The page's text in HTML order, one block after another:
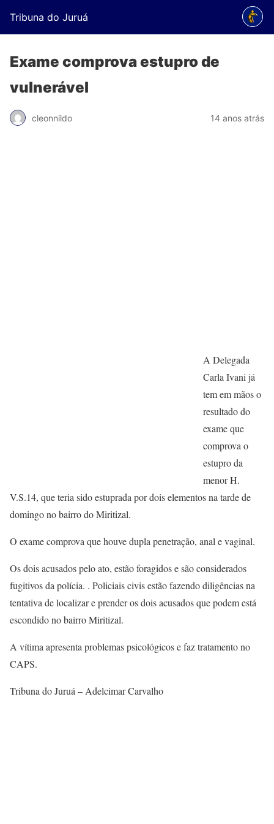
Tribuna do Juruá
Exame comprova estupro de
vulnerável
cleonnildo 14 anos atrás
A Delegada
Carla Ivani já
tem em mãos o
resultado do
exame que
comprova o
estupro da
menor H.
V.S.14, que teria sido estuprada por dois elementos na tarde de
domingo no bairro do Miritizal.
O exame comprova que houve dupla penetração, anal e vaginal.
Os dois acusados pelo ato, estão foragidos e são considerados
fugitivos da polícia. . Policiais civis estão fazendo diligências na
tentativa de localizar e prender os dois acusados que podem está
escondido no bairro Miritizal.
A vítima apresenta problemas psicológicos e faz tratamento no
CAPS.
Tribuna do Juruá – Adelcimar Carvalho